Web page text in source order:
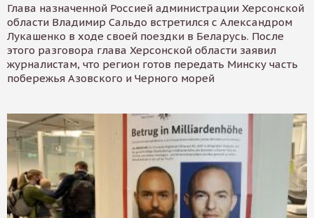
Глава назначенной Россией администрации Херсонской
области Владимир Сальдо встретился с Александром
Лукашенко в ходе своей поездки в Беларусь. После
этого разговора глава Херсонской области заявил
журналистам, что регион готов передать Минску часть
побережья Азовского и Черного морей